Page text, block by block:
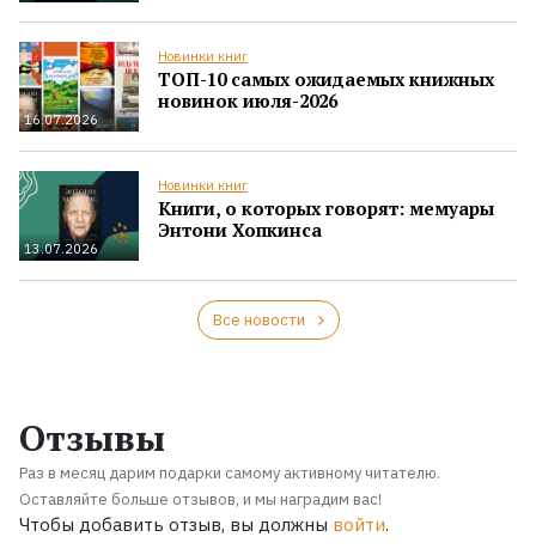
16.07.2026
Новинки книг
ТОП-10 самых ожидаемых книжных
новинок июля-2026
13.07.2026
Новинки книг
Книги, о которых говорят: мемуары
Энтони Хопкинса
Все новости
Отзывы
Раз в месяц дарим подарки самому активному читателю.
Оставляйте больше отзывов, и мы наградим вас!
Чтобы добавить отзыв, вы должны войти.